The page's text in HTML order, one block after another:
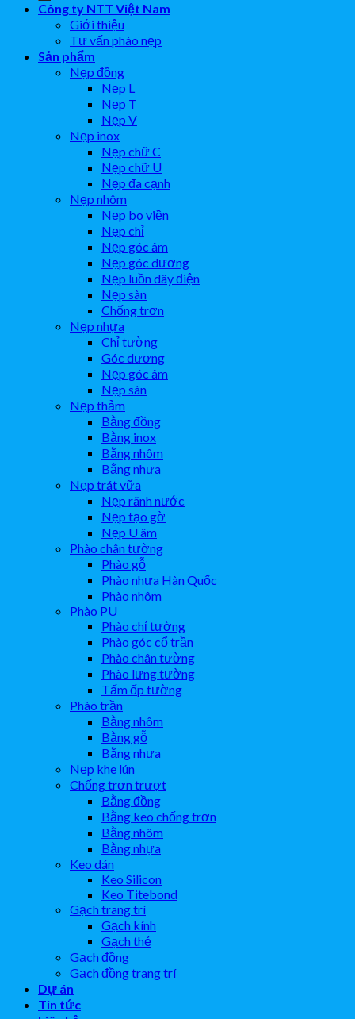
Công ty NTT Việt Nam
Giới thiệu
Tư vấn phào nẹp
Sản phẩm
Nẹp đồng
Nẹp L
Nẹp T
Nẹp V
Nẹp inox
Nẹp chữ C
Nẹp chữ U
Nẹp đa cạnh
Nẹp nhôm
Nẹp bo viền
Nẹp chỉ
Nẹp góc âm
Nẹp góc dương
Nẹp luồn dây điện
Nẹp sàn
Chống trơn
Nẹp nhựa
Chỉ tường
Góc dương
Nẹp góc âm
Nẹp sàn
Nẹp thảm
Bằng đồng
Bằng inox
Bằng nhôm
Bằng nhựa
Nẹp trát vữa
Nẹp rãnh nước
Nẹp tạo gờ
Nẹp U âm
Phào chân tường
Phào gỗ
Phào nhựa Hàn Quốc
Phào nhôm
Phào PU
Phào chỉ tường
Phào góc cổ trần
Phào chân tường
Phào lưng tường
Tấm ốp tường
Phào trần
Bằng nhôm
Bằng gỗ
Bằng nhựa
Nẹp khe lún
Chống trơn trượt
Bằng đồng
Bằng keo chống trơn
Bằng nhôm
Bằng nhựa
Keo dán
Keo Silicon
Keo Titebond
Gạch trang trí
Gạch kính
Gạch thẻ
Gạch đồng
Gạch đồng trang trí
Dự án
Tin tức